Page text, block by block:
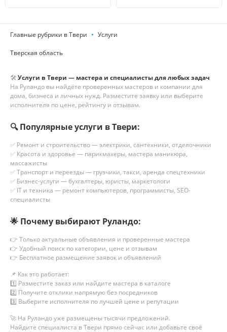
Главные рубрики в Твери Услуги
Тверская область
🛠️Услуги в Твери — мастера и специалисты для любых задач
На Руландо вы найдёте проверенных мастеров и компании для
дома, бизнеса и личных нужд. Разместите заявку или выберите
исполнителя по цене, рейтингу и отзывам.
🔍 Популярные услуги в Твери:
✅ Ремонт и строительство — электрики, сантехники, отделочники
✅ Красота и здоровье — парикмахеры, мастера маникюра,
массажисты
✅ Транспорт и переезды — грузчики, такси, аренда спецтехники
✅ Бизнес-услуги — бухгалтеры, юристы, маркетологи
✅ IT и техника — ремонт компьютеров, программисты, SEO-
специалисты
🌟 Почему выбирают Руландо:
👉 Только актуальные объявления и проверенные мастера
👉 Удобный поиск по категории, цене и отзывам
👉 Бесплатное размещение заявок и объявлений
📌 Как это работает:
1️⃣ Разместите заказ или найдите мастера в каталоге
2️⃣ Получите отклики напрямую без посредников
3️⃣ Выберите исполнителя по лучшей цене и репутации
🚀 На Руландо уже размещены тысячи предложений.
Найдите специалиста в Твери прямо сейчас или добавьте своё